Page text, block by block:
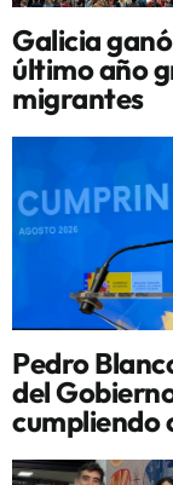
Galicia
último año
migrantes
Pedro
del
cumpliendo